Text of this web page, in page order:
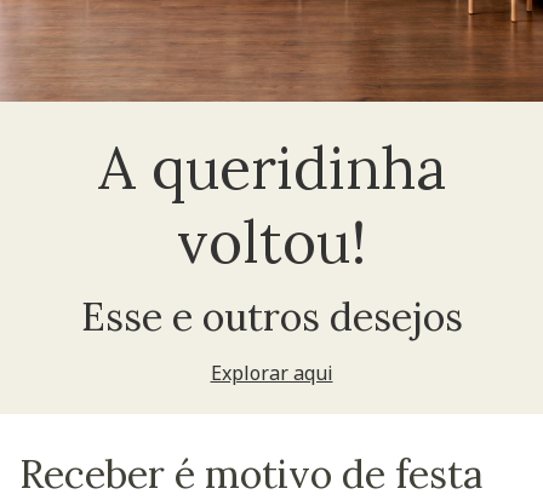
A queridinha
voltou!
Esse e outros desejos
Explorar aqui
Receber é motivo de festa